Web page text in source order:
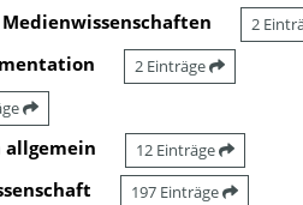
2
2 Einträge
allgemein 12 Einträge
197 Einträge